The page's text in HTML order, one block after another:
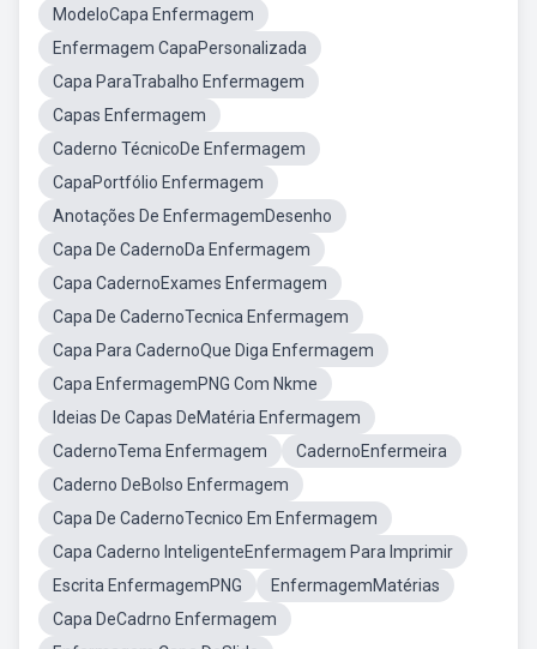
ModeloCapa Enfermagem
Enfermagem CapaPersonalizada
Capa ParaTrabalho Enfermagem
Capas Enfermagem
Caderno TécnicoDe Enfermagem
CapaPortfólio Enfermagem
Anotações De EnfermagemDesenho
Capa De CadernoDa Enfermagem
Capa CadernoExames Enfermagem
Capa De CadernoTecnica Enfermagem
Capa Para CadernoQue Diga Enfermagem
Capa EnfermagemPNG Com Nkme
Ideias De Capas DeMatéria Enfermagem
CadernoTema Enfermagem
CadernoEnfermeira
Caderno DeBolso Enfermagem
Capa De CadernoTecnico Em Enfermagem
Capa Caderno InteligenteEnfermagem Para Imprimir
Escrita EnfermagemPNG
EnfermagemMatérias
Capa DeCadrno Enfermagem